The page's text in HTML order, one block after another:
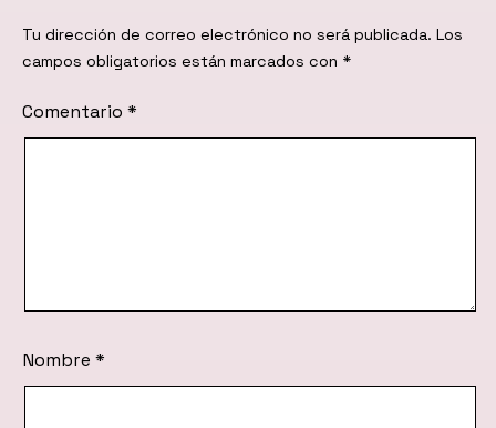
Tu dirección de correo electrónico no será publicada. Los
campos obligatorios están marcados con *
Comentario *
Nombre *